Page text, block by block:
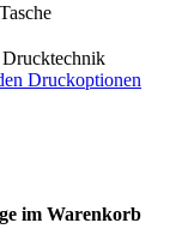
Drucktechnik
Druckoptionen
im Warenkorb